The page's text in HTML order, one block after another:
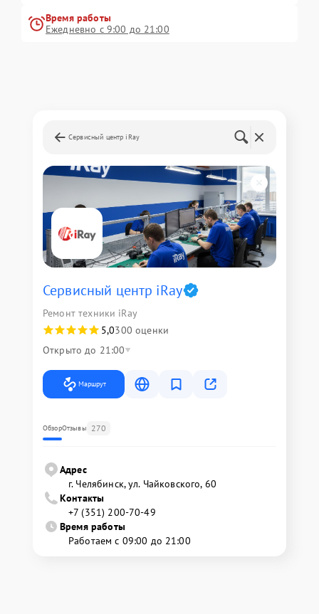
Время работы
Ежедневно с 9:00 до 21:00
Сервисный центр iRay
Сервисный центр iRay
Ремонт техники iRay
5,0300 оценки
Открыто до 21:00
Маршрут
ОбзорОтзывы 270
Адрес
г. Челябинск, ул. Чайковского, 60
Контакты
+7 (351) 200-70-49
Время работы
Работаем с 09:00 до 21:00